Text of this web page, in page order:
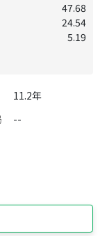
47.68
24.54
5.19
11.2年
--